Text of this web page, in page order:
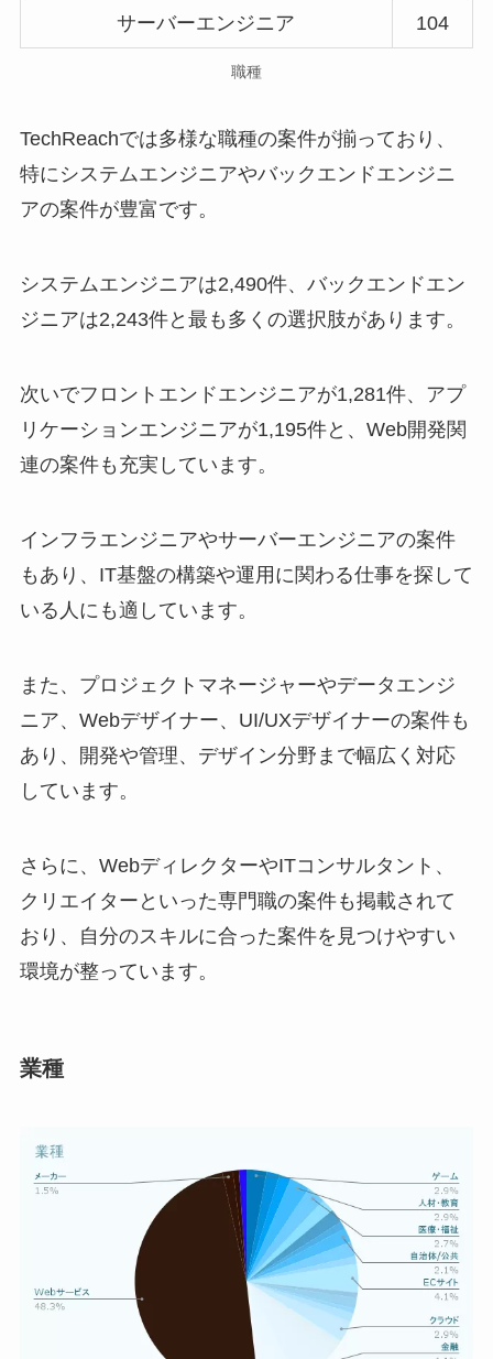
サーバーエンジニア 104
職種
TechReachでは多様な職種の案件が揃っており、
特にシステムエンジニアやバックエンドエンジニ
アの案件が豊富です。
システムエンジニアは2,490件、バックエンドエン
ジニアは2,243件と最も多くの選択肢があります。
次いでフロントエンドエンジニアが1,281件、アプ
リケーションエンジニアが1,195件と、Web開発関
連の案件も充実しています。
インフラエンジニアやサーバーエンジニアの案件
もあり、IT基盤の構築や運用に関わる仕事を探して
いる人にも適しています。
また、プロジェクトマネージャーやデータエンジ
ニア、Webデザイナー、UI/UXデザイナーの案件も
あり、開発や管理、デザイン分野まで幅広く対応
しています。
さらに、WebディレクターやITコンサルタント、
クリエイターといった専門職の案件も掲載されて
おり、自分のスキルに合った案件を見つけやすい
環境が整っています。
業種